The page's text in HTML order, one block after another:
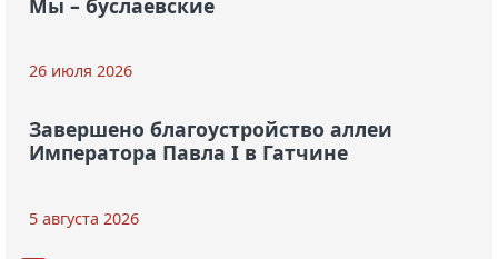
26 июля 2026
Завершено благоустройство аллеи
Императора Павла I в Гатчине
5 августа 2026